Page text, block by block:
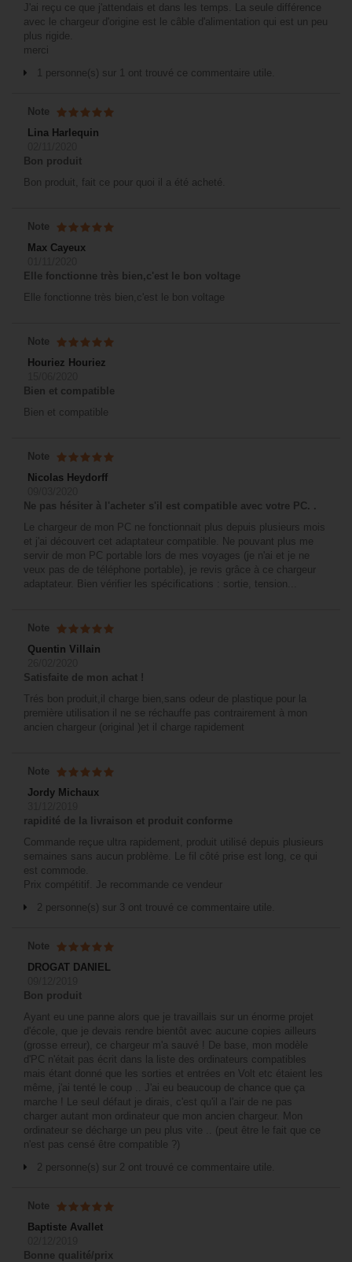
J'ai reçu ce que j'attendais et dans les temps. La seule différence
avec le chargeur d'origine est le câble d'alimentation qui est un peu
plus rigide.
merci
1 personne(s) sur 1 ont trouvé ce commentaire utile.
Note
Lina Harlequin
Bon produit
Bon produit, fait ce pour quoi il a été acheté.
Note
Max Cayeux
Elle fonctionne très bien,c'est le bon voltage
Elle fonctionne très bien,c'est le bon voltage
Note
Houriez Houriez
Bien et compatible
Bien et compatible
Note
Nicolas Heydorff
Ne pas hésiter à l'acheter s'il est compatible avec votre PC. .
Le chargeur de mon PC ne fonctionnait plus depuis plusieurs mois
et j'ai découvert cet adaptateur compatible. Ne pouvant plus me
servir de mon PC portable lors de mes voyages (je n'ai et je ne
veux pas de de téléphone portable), je revis grâce à ce chargeur
adaptateur. Bien vérifier les spécifications : sortie, tension...
Note
Quentin Villain
Satisfaite de mon achat !
Trés bon produit,il charge bien,sans odeur de plastique pour la
première utilisation il ne se réchauffe pas contrairement à mon
ancien chargeur (original )et il charge rapidement
Note
Jordy Michaux
rapidité de la livraison et produit conforme
Commande reçue ultra rapidement, produit utilisé depuis plusieurs
semaines sans aucun problème. Le fil côté prise est long, ce qui
est commode.
Prix compétitif. Je recommande ce vendeur
2 personne(s) sur 3 ont trouvé ce commentaire utile.
Note
DROGAT DANIEL
Bon produit
Ayant eu une panne alors que je travaillais sur un énorme projet
d'école, que je devais rendre bientôt avec aucune copies ailleurs
(grosse erreur), ce chargeur m'a sauvé ! De base, mon modèle
d'PC n'était pas écrit dans la liste des ordinateurs compatibles
mais étant donné que les sorties et entrées en Volt etc étaient les
même, j'ai tenté le coup .. J'ai eu beaucoup de chance que ça
marche ! Le seul défaut je dirais, c'est qu'il a l'air de ne pas
charger autant mon ordinateur que mon ancien chargeur. Mon
ordinateur se décharge un peu plus vite .. (peut être le fait que ce
n'est pas censé être compatible ?)
2 personne(s) sur 2 ont trouvé ce commentaire utile.
Note
Baptiste Avallet
Bonne qualité/prix